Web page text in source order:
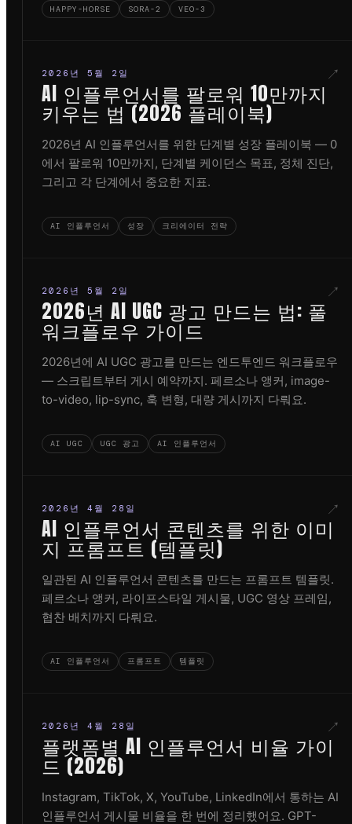
HAPPY-HORSE SORA-2 VEO-3
2026년 5월 2일 ↗
AI 인플루언서를 팔로워 10만까지
키우는 법 (2026 플레이북)
2026년 AI 인플루언서를 위한 단계별 성장 플레이북 — 0
에서 팔로워 10만까지, 단계별 케이던스 목표, 정체 진단,
그리고 각 단계에서 중요한 지표.
AI 인플루언서 성장 크리에이터 전략
2026년 5월 2일 ↗
2026년 AI UGC 광고 만드는 법: 풀
워크플로우 가이드
2026년에 AI UGC 광고를 만드는 엔드투엔드 워크플로우
— 스크립트부터 게시 예약까지. 페르소나 앵커, image-
to-video, lip-sync, 훅 변형, 대량 게시까지 다뤄요.
AI UGC UGC 광고 AI 인플루언서
2026년 4월 28일 ↗
AI 인플루언서 콘텐츠를 위한 이미
지 프롬프트 (템플릿)
일관된 AI 인플루언서 콘텐츠를 만드는 프롬프트 템플릿.
페르소나 앵커, 라이프스타일 게시물, UGC 영상 프레임,
협찬 배치까지 다뤄요.
AI 인플루언서 프롬프트 템플릿
2026년 4월 28일 ↗
플랫폼별 AI 인플루언서 비율 가이
드 (2026)
Instagram, TikTok, X, YouTube, LinkedIn에서 통하는 AI
인플루언서 게시물 비율을 한 번에 정리했어요. GPT-